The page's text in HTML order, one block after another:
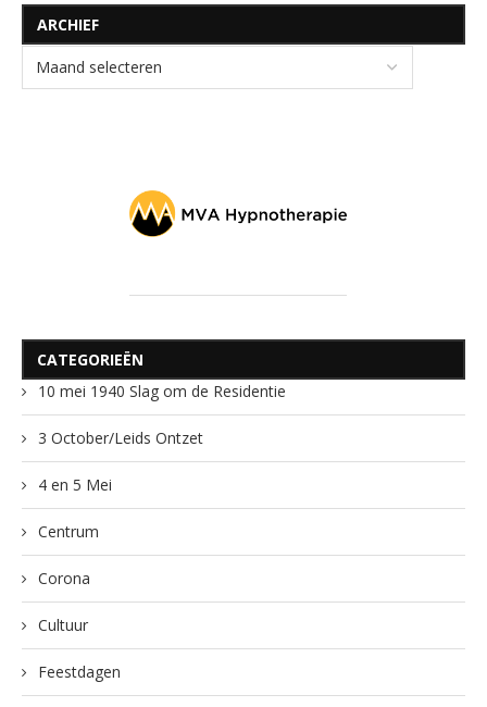
ARCHIEF
CATEGORIEËN
10 mei 1940 Slag om de Residentie
3 October/Leids Ontzet
4 en 5 Mei
Centrum
Corona
Cultuur
Feestdagen